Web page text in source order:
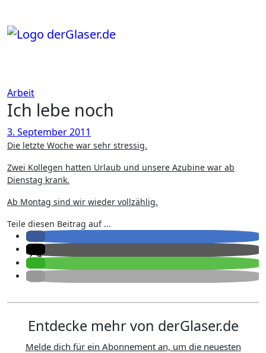
springen
Arbeit
Ich lebe noch
3. September 2011
Die letzte Woche war sehr stressig.
Zwei Kollegen hatten Urlaub und unsere Azubine war ab
Dienstag krank.
Ab Montag sind wir wieder vollzählig.
Teile diesen Beitrag auf ...
Entdecke mehr von derGlaser.de
Melde dich für ein Abonnement an, um die neuesten